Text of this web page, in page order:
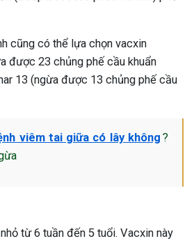
cũng có thể lựa chọn vacxin
được 23 chủng phế cầu khuẩn
13 (ngừa được 13 chủng phế cầu
viêm tai giữa có lây không ?
từ 6 tuần đến 5 tuổi. Vacxin này